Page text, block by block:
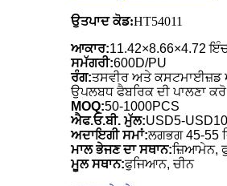
ਉਤਪਾਦ ਕੋਡ:HT54011
ਆਕਾਰ:11.42×8.66×4.72
ਸਮੱਗਰੀ:600D/PU
ਰੰਗ:ਤਸਵੀਰ ਅਤੇ
ਉਪਲਬਧ ਫੈਬਰਿਕ ਦੀ ਪਾਲਣਾ ਕਰੋ
MOQ:50-1000PCS
ਐਫ.ਓ.ਬੀ. ਮੁੱਲ:USD5-USD10
ਅਦਾਇਗੀ ਸਮਾਂ:ਲਗਭਗ 45-55
ਮਾਲ ਭੇਜਣ ਦਾ ਸਥਾਨ:ਜ਼ਿਆਮੇਨ,
ਮੂਲ ਸਥਾਨ:ਫੁਜਿਆਨ, ਚੀਨ